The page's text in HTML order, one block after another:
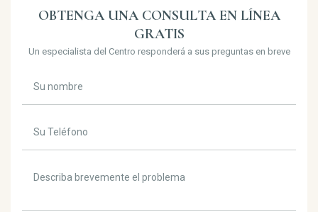
OBTENGA UNA CONSULTA EN LÍNEA
GRATIS
Un especialista del Centro responderá a sus preguntas en breve